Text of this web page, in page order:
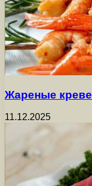
Жареные
11.12.2025